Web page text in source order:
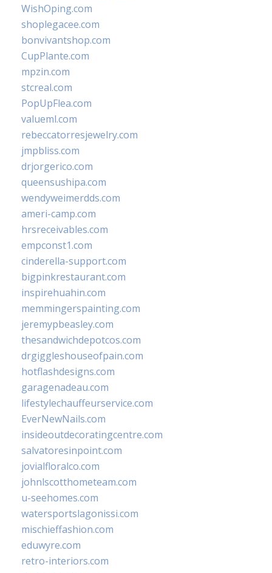
WishOping.com
shoplegacee.com
bonvivantshop.com
CupPlante.com
mpzin.com
stcreal.com
PopUpFlea.com
valueml.com
rebeccatorresjewelry.com
jmpbliss.com
drjorgerico.com
queensushipa.com
wendyweimerdds.com
ameri-camp.com
hrsreceivables.com
empconst1.com
cinderella-support.com
bigpinkrestaurant.com
inspirehuahin.com
memmingerspainting.com
jeremypbeasley.com
thesandwichdepotcos.com
drgiggleshouseofpain.com
hotflashdesigns.com
garagenadeau.com
lifestylechauffeurservice.com
EverNewNails.com
insideoutdecoratingcentre.com
salvatoresinpoint.com
jovialfloralco.com
johnlscotthometeam.com
u-seehomes.com
watersportslagonissi.com
mischieffashion.com
eduwyre.com
retro-interiors.com